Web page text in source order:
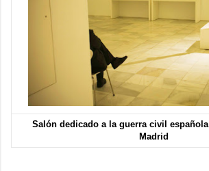
Salón dedicado a la guerra civil
Madrid